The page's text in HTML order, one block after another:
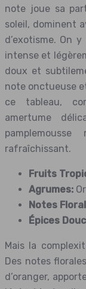
note joue sa
soleil, dominent
d’exotisme. On
intense et
doux et
note onctueuse
ce tableau,
amertume
rafraîchissant.
Fruits
Agrumes:
Notes
Épices
Mais la
Des notes
d’oranger,